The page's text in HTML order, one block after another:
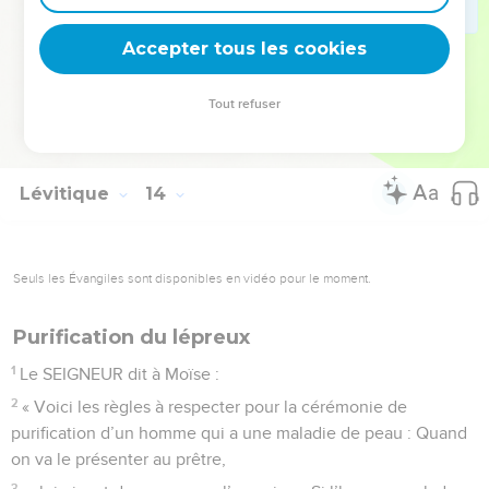
objets en cuir. Ces règles permettent de déclarer qu’un objet
taché est pur ou impur.
© Société biblique française – Bibli’O, 2000, avec autorisation. Pour vous procurer
Lévitique 14
Seuls les Évangiles sont disponibles en vidéo pour le moment.
Purification du lépreux
1 Le SEIGNEUR dit à Moïse :
2 « Voici les règles à respecter pour la cérémonie de
purification d’un homme qui a une maladie de peau : Quand
on va le présenter au prêtre,
Accepter tous les cookies
Tout refuser